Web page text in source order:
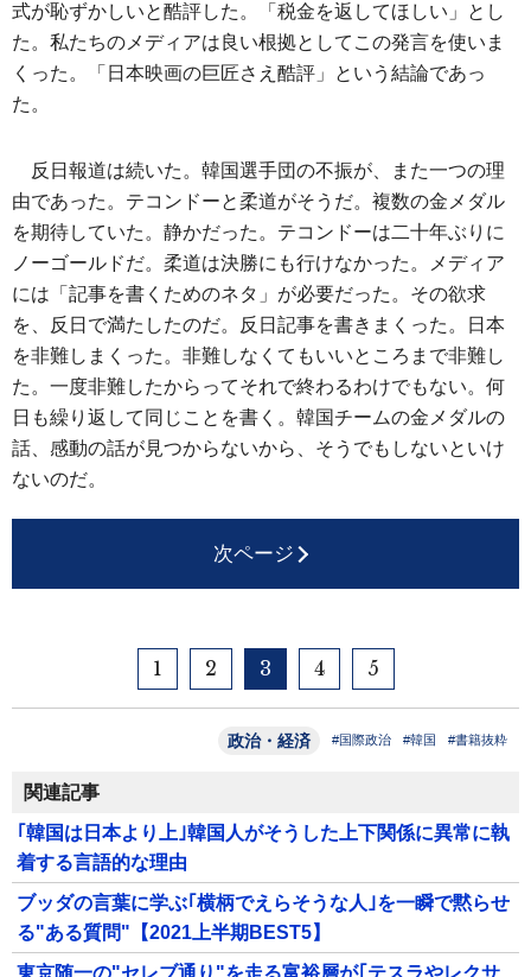
式が恥ずかしいと酷評した。「税金を返してほしい」とし
た。私たちのメディアは良い根拠としてこの発言を使いま
くった。「日本映画の巨匠さえ酷評」という結論であっ
た。
反日報道は続いた。韓国選手団の不振が、また一つの理
由であった。テコンドーと柔道がそうだ。複数の金メダル
を期待していた。静かだった。テコンドーは二十年ぶりに
ノーゴールドだ。柔道は決勝にも行けなかった。メディア
には「記事を書くためのネタ」が必要だった。その欲求
を、反日で満たしたのだ。反日記事を書きまくった。日本
を非難しまくった。非難しなくてもいいところまで非難し
た。一度非難したからってそれで終わるわけでもない。何
日も繰り返して同じことを書く。韓国チームの金メダルの
話、感動の話が見つからないから、そうでもしないといけ
ないのだ。
次ページ
1 2 3 4 5
政治・経済 #国際政治 #韓国 #書籍抜粋
関連記事
｢韓国は日本より上｣韓国人がそうした上下関係に異常に執
着する言語的な理由
ブッダの言葉に学ぶ｢横柄でえらそうな人｣を一瞬で黙らせ
る"ある質問"【2021上半期BEST5】
東京随一の"セレブ通り"を走る富裕層が｢テスラやレクサ